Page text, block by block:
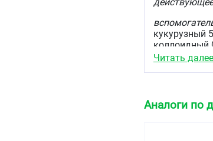
кукурузный
коллоидный
состав
0,115 мг.
Читать далее
Аналоги по